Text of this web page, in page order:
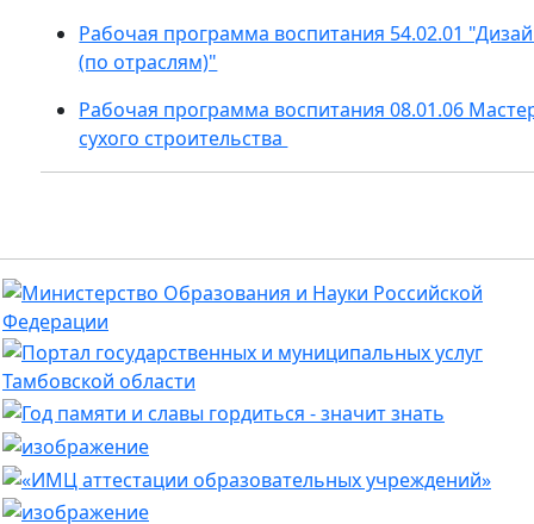
Рабочая программа воспитания 54.02.01
(по отраслям)"
Рабочая программа воспитания 08.01.06
сухого строительства